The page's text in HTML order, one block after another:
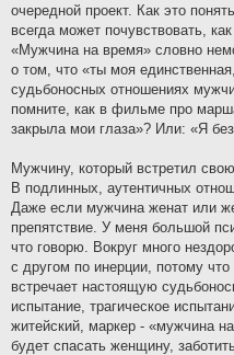
очередной проект. Как это
всегда может почувствовать,
«Мужчина на время» словно
о том, что «ты моя
судьбоносных отношениях
помните, как в фильме про
закрыла мои глаза»? Или: «Я
Мужчину, который встретил
В подлинных, аутентичных
Даже если мужчина женат или
препятствие. У меня большой
что говорю. Вокруг много
с другом по инерции, потому
встречает настоящую
испытание, трагическое
житейский, маркер - «мужчина
будет спасать женщину,